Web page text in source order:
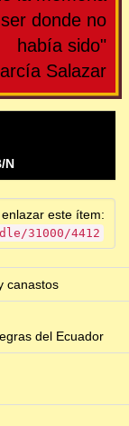
donde no
había sido"
Salazar
N
este ítem:
31000/4412
canastos
del Ecuador